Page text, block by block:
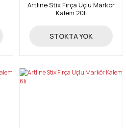
Artline Stix Fırça Uçlu Markör
Kalem 20li
330,00 TL
STOKTA YOK